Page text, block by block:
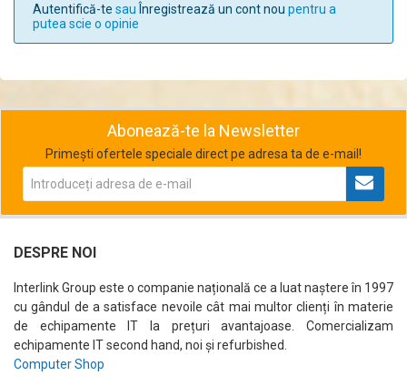
Autentifică-te sauÎnregistrează un cont nou pentru a
putea scie o opinie
Abonează-te la Newsletter
Primești ofertele speciale direct pe adresa ta de e-mail!
DESPRE NOI
Interlink Group este o companie națională ce a luat naștere în 1997
cu gândul de a satisface nevoile cât mai multor clienți în materie
de echipamente IT la prețuri avantajoase. Comercializam
echipamente IT second hand, noi și refurbished.
Computer Shop